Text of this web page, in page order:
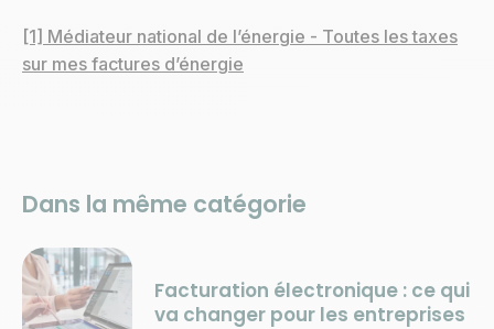
[1] Médiateur national de l’énergie - Toutes les taxes
sur mes factures d’énergie
Dans la même catégorie
Facturation électronique : ce qui
va changer pour les entreprises